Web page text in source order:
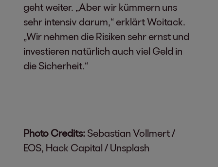
geht weiter. „Aber wir kümmern uns
sehr intensiv darum,“ erklärt Woitack.
„Wir nehmen die Risiken sehr ernst und
investieren natürlich auch viel Geld in
die Sicherheit.“
Photo Credits: Sebastian Vollmert /
EOS, Hack Capital / Unsplash